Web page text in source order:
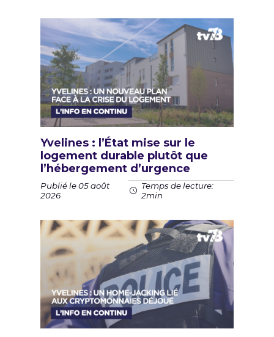
Yvelines : l’État mise sur le
logement durable plutôt que
l’hébergement d’urgence
Publié le 05 août
2026
Temps de lecture:
2min